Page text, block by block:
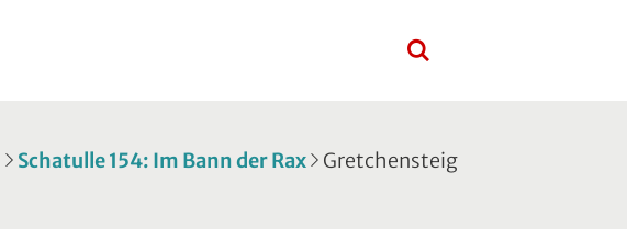
Schatulle 154: Im Bann der Rax Gretchensteig